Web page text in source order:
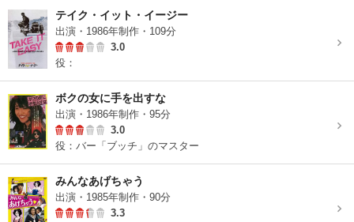
テイク・イット・イージー
出演・1986年制作・109分
3.0
役：
ボクの女に手を出すな
出演・1986年制作・95分
3.0
役：バー「ブッチ」のマスター
みんなあげちゃう
出演・1985年制作・90分
3.3